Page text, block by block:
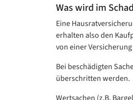
Was wird im
Eine
erhalten also den
von einer
Bei beschädigten
überschritten werden.